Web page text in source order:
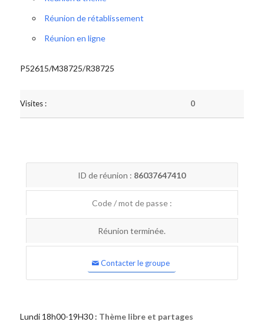
Réunion de rétablissement
Réunion en ligne
P52615/M38725/R38725
Visites : 0
ID de réunion : 86037647410
Code / mot de passe :
Réunion terminée.
Contacter le groupe
Lundi 18h00-19H30 : Thème libre et partages